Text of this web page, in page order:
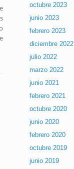
octubre 2023
junio 2023
febrero 2023
diciembre 2022
julio 2022
marzo 2022
junio 2021
febrero 2021
octubre 2020
junio 2020
febrero 2020
octubre 2019
junio 2019